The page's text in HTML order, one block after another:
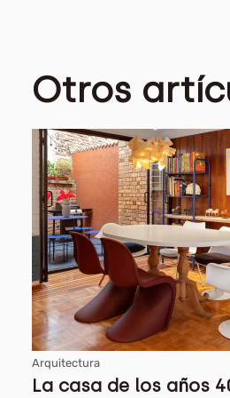
Otros
Arquitectura
La casa de los años